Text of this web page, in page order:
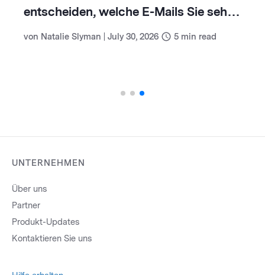
entscheiden, welche E-Mails Sie sehen
(und wie Sie damit umgehen)
von Natalie Slyman July 30, 2026 5 min read
UNTERNEHMEN
Über uns
Partner
Produkt-Updates
Kontaktieren Sie uns